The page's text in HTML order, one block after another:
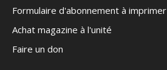
Formulaire d'abonnement à imprimer
Achat magazine à l'unité
Faire un don